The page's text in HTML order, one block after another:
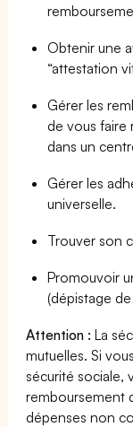
Obtenir une
“attestation
Gérer les
de vous faire
dans un
Gérer les
universelle.
Trouver son
Promouvoir
(dépistage
Attention : La
mutuelles. Si
sécurité sociale,
remboursement
dépenses non